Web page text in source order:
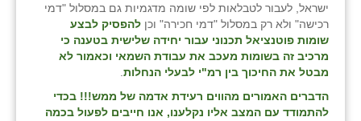
ישראל, לעבור לטבלאות לפי שומה מדגמיות גם במסלול "דמי
רכישה" ולא רק במסלול "דמי חכירה" וכן להפסיק לבצע
שומות פוטנציאל תכנוני עבור יחידה שלישית בטענה כי
מרכיב זה בשומות מעכב את עבודת השמאי וכאמור לא
מבטל את החיכוך בין רמ"י לבעלי הנחלות.
הדברים האמורים מהווים רעידת אדמה של ממש!!! בכדי
להתמודד עם המצב אליו נקלענו, אנו חייבים לפעול בכמה